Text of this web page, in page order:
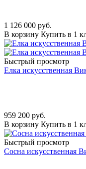
1 126 000 руб.
В корзину Купить в 1
Быстрый просмотр
Елка искусственная
959 200 руб.
В корзину Купить в 1
Быстрый просмотр
Сосна искусственная